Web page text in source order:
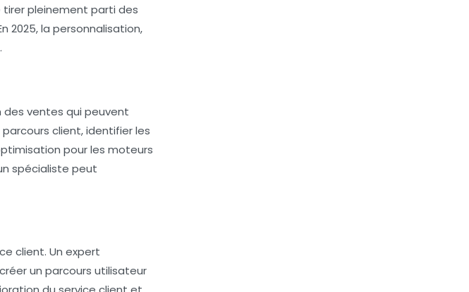
pleinement parti des
2025, la personnalisation,
ventes qui peuvent
client, identifier les
pour les moteurs
spécialiste peut
client. Un expert
un parcours utilisateur